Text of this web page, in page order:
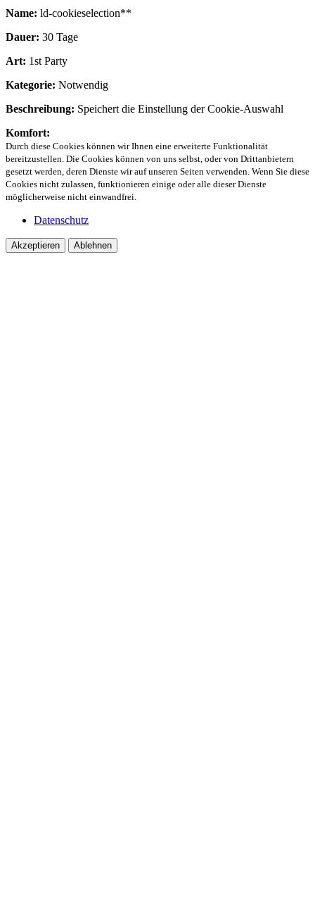
Name: ld-cookieselection**
Dauer: 30 Tage
Art: 1st Party
Kategorie: Notwendig
Beschreibung: Speichert die Einstellung der Cookie-Auswahl
Komfort:
Durch diese Cookies können wir Ihnen eine erweiterte Funktionalität
bereitzustellen. Die Cookies können von uns selbst, oder von Drittanbietern
gesetzt werden, deren Dienste wir auf unseren Seiten verwenden. Wenn Sie diese
Cookies nicht zulassen, funktionieren einige oder alle dieser Dienste
möglicherweise nicht einwandfrei.
Datenschutz
Akzeptieren Ablehnen